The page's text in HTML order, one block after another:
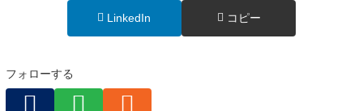
LinkedIn コピー
フォローする